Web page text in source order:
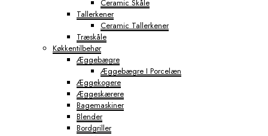
Ceramic Skåle
Tallerkener
Ceramic Tallerkener
Træskåle
Køkkentilbehør
Æggebægre
Æggebægre I Porcelæn
Æggekogere
Æggeskærere
Bagemaskiner
Blender
Bordgriller